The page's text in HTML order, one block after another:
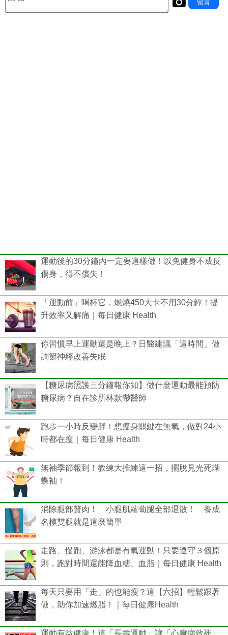
運動後的30分鐘內一定要這樣做！以免健身不成反
傷身，得不償失！
「運動前」喝杯它，燃燒450大卡不用30分鐘！提
升效率又解痛｜每日健康 Health
你習慣早上運動還是晚上？日醫建議「這時間」做
調節神經改善失眠
【糖尿病照護三分鐘報你知】做什麼運動最能預防
糖尿病？自在診所林款帶醫師
跑步一小時反變胖！想瘦身關鍵在無氧，做對24小
時都在瘦｜每日健康 Health
無袖季節報到！教練大推練這一招，擺脫見光死蝴
蝶袖！
消除腿部贅肉！ 小腿肌蘿蔔腿全部退散！ 養成
名模雙腿就是這麼簡單
走路、慢跑、游泳都是有氧運動！只要遵守３個原
則，跑對時間還能降血糖、血脂｜每日健康 Health
每天只要用「走」的也能瘦？這【六招】輕鬆跟著
做，助你加速燃脂！｜每日健康Health
運動有益健康！這「長壽運動」讓「心臟病致死」